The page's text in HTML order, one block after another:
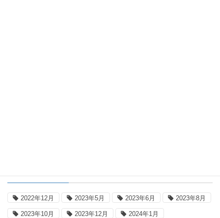
2022年12月 2023年5月 2023年6月 2023年8月
2023年10月 2023年12月 2024年1月